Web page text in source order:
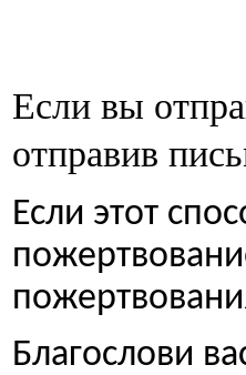
Если вы
отправив
Если этот
Благослови